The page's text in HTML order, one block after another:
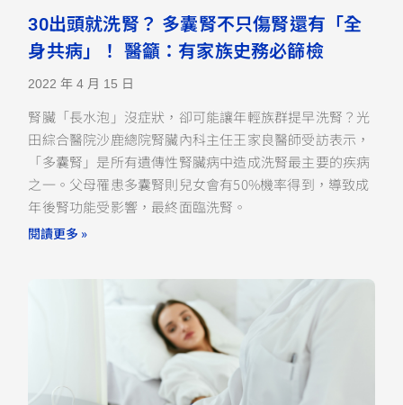
30出頭就洗腎？ 多囊腎不只傷腎還有「全
身共病」！ 醫籲：有家族史務必篩檢
2022 年 4 月 15 日
腎臟「長水泡」沒症狀，卻可能讓年輕族群提早洗腎？光
田綜合醫院沙鹿總院腎臟內科主任王家良醫師受訪表示，
「多囊腎」是所有遺傳性腎臟病中造成洗腎最主要的疾病
之一。父母罹患多囊腎則兒女會有50%機率得到，導致成
年後腎功能受影響，最終面臨洗腎。
閱讀更多 »